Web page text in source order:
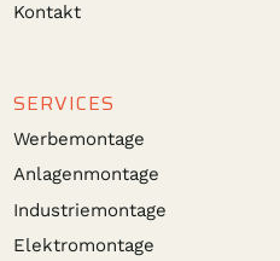
Kontakt
SERVICES
Werbemontage
Anlagenmontage
Industriemontage
Elektromontage